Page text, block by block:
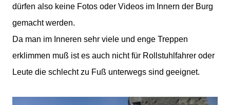
dürfen also keine Fotos oder Videos im Innern der Burg
gemacht werden.
Da man im Inneren sehr viele und enge Treppen
erklimmen muß ist es auch nicht für Rollstuhlfahrer oder
Leute die schlecht zu Fuß unterwegs sind geeignet.